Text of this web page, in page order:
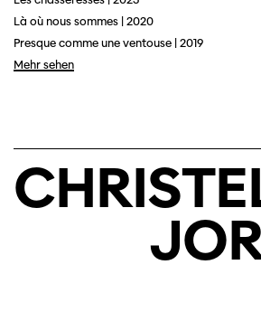
Là où nous sommes | 2020
Presque comme une ventouse | 2019
Mehr sehen